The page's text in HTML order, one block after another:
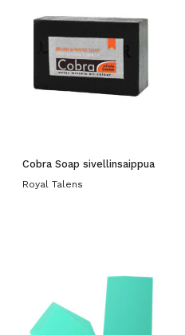
Cobra Soap sivellinsaippua
Royal Talens